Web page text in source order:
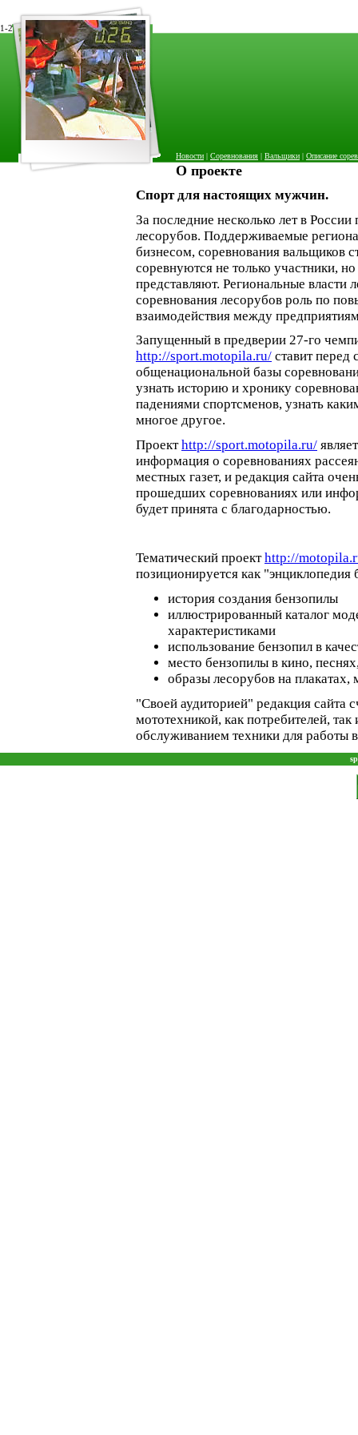
1-2
Новости | Соревнования | Вальщики | Описание
О проекте
Спорт для настоящих мужчин.
За последние несколько лет в
лесорубов. Поддерживаемые
бизнесом, соревнования вальщиков
соревнуются не только участники,
представляют. Региональные
соревнования лесорубов роль по
взаимодействия между
Запущенный в предверии 27-го
http://sport.motopila.ru/ ставит перед
общенациональной базы
узнать историю и хронику
падениями спортсменов, узнать
многое другое.
Проектhttp://sport.motopila.ru/
информация о соревнованиях
местных газет, и редакция сайта
прошедших соревнованиях или
будет принята с благодарностью.
Тематический проектhttp://
позиционируется как "энциклопедия
история создания бензопилы
иллюстрированный каталог
характеристиками
использование бензопил в
место бензопилы в кино,
образы лесорубов на плакатах,
"Своей аудиторией" редакция
мототехникой, как потребителей,
обслуживанием техники для работы